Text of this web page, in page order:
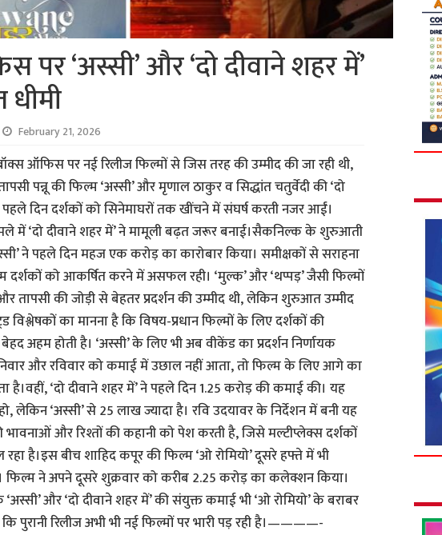
पर ‘अस्सी’ और ‘दो दीवाने शहर में’
February 21, 2026
ऑफिस पर नई रिलीज फिल्मों से जिस तरह की उम्मीद की जा रही थी,
पन्नू की फिल्म ‘अस्सी’ और मृणाल ठाकुर व सिद्धांत चतुर्वेदी की ‘दो
पहले दिन दर्शकों को सिनेमाघरों तक खींचने में संघर्ष करती नजर आईं।
में ‘दो दीवाने शहर में’ ने मामूली बढ़त जरूर बनाई।सैकनिल्क के शुरुआती
ने पहले दिन महज एक करोड़ का कारोबार किया। समीक्षकों से सराहना
को आकर्षित करने में असफल रही। ‘मुल्क’ और ‘थप्पड़’ जैसी फिल्मों
तापसी की जोड़ी से बेहतर प्रदर्शन की उम्मीद थी, लेकिन शुरुआत उम्मीद
विश्लेषकों का मानना है कि विषय-प्रधान फिल्मों के लिए दर्शकों की
बेहद अहम होती है। ‘अस्सी’ के लिए भी अब वीकेंड का प्रदर्शन निर्णायक
और रविवार को कमाई में उछाल नहीं आता, तो फिल्म के लिए आगे का
‘दो दीवाने शहर में’ ने पहले दिन 1.25 करोड़ की कमाई की। यह
लेकिन ‘अस्सी’ से 25 लाख ज्यादा है। रवि उदयावर के निर्देशन में बनी यह
और रिश्तों की कहानी को पेश करती है, जिसे मल्टीप्लेक्स दर्शकों
है।इस बीच शाहिद कपूर की फिल्म ‘ओ रोमियो’ दूसरे हफ्ते में भी
फिल्म ने अपने दूसरे शुक्रवार को करीब 2.25 करोड़ का कलेक्शन किया।
और ‘दो दीवाने शहर में’ की संयुक्त कमाई भी ‘ओ रोमियो’ के बराबर
पुरानी रिलीज अभी भी नई फिल्मों पर भारी पड़ रही है।————-